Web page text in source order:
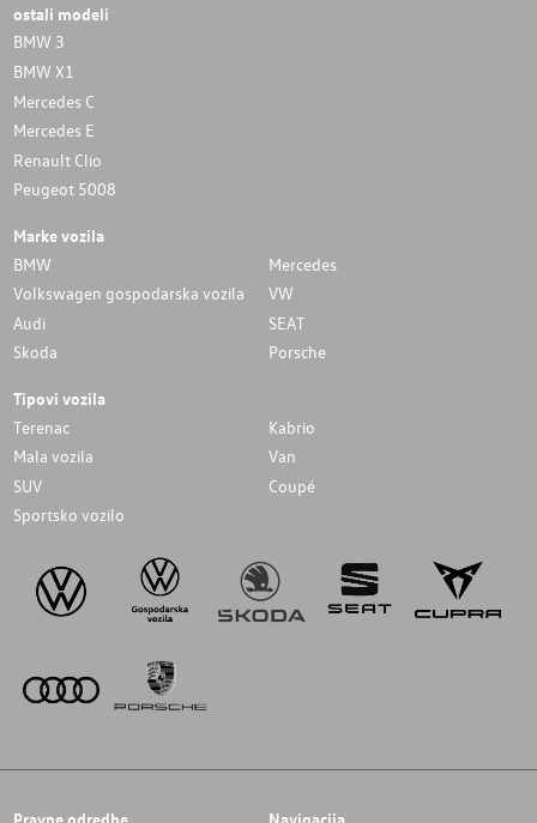
ostali modeli
BMW 3
BMW X1
Mercedes C
Mercedes E
Renault Clio
Peugeot 5008
Marke vozila
BMW
Mercedes
Volkswagen gospodarska vozila
VW
Audi
SEAT
Skoda
Porsche
Tipovi vozila
Terenac
Kabrio
Mala vozila
Van
SUV
Coupé
Sportsko vozilo
Pravne odredbe Navigacija